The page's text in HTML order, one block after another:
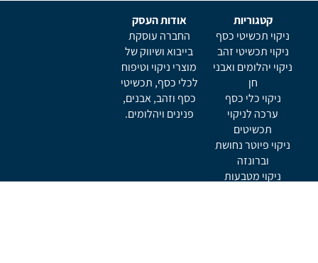
קטגוריות
ניקוי תכשיטי כסף
ניקוי תכשיטי זהב
ניקוי יהלומים ואבני
חן
ניקוי כלי כסף
ערכה לניקוי
תכשיטים
ניקוי פיוטר נחושת
וברונזה
ניקוי מטבעות
אודות העסק
החברה עוסקת
בייבוא ושיווק של
מוצרי ניקוי וטיפוח
לכלי כסף, תכשיטי
כסף וזהב, אבנים,
פנינים ויהלומים.